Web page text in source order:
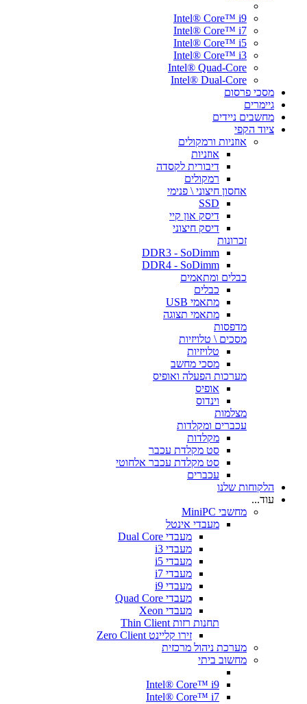
Intel® Core™ i9
Intel® Core™ i7
Intel® Core™ i5
Intel® Core™ i3
Intel® Quad-Core
Intel® Dual-Core
מסכי פרסום
גיימרים
מחשבים ניידים
ציוד הקפי
אוזניות ורמקולים
אוזניות
דיבורית לקסדה
רמקולים
אחסון חיצוני \ פנימי
SSD
דיסק און קיי
דיסק חיצוני
זכרונות
DDR3 - SoDimm
DDR4 - SoDimm
כבלים ומתאמים
כבלים
מתאמי USB
מתאמי תצוגה
מדפסות
מסכים \ טלויזיות
טלויזיות
מסכי מחשב
מערכות הפעלה ואופיס
אופיס
וינדוס
מצלמות
עכברים ומקלדות
מקלדות
סט מקלדת עכבר
סט מקלדת עכבר אלחוטי
עכברים
הלקוחות שלנו
עוד...
מחשבי MiniPC
מעבדי אינטל
מעבדי Dual Core
מעבדי i3
מעבדי i5
מעבדי i7
מעבדי i9
מעבדי Quad Core
מעבדי Xeon
תחנות רזות Thin Client
זירו קליינט Zero Client
מערכת ניהול מרכזית
מחשוב ביתי
Intel® Core™ i9
Intel® Core™ i7